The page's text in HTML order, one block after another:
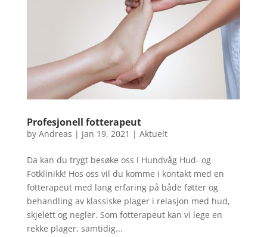
Profesjonell fotterapeut
by Andreas | Jan 19, 2021 | Aktuelt
Da kan du trygt besøke oss i Hundvåg Hud- og
Fotklinikk! Hos oss vil du komme i kontakt med en
fotterapeut med lang erfaring på både føtter og
behandling av klassiske plager i relasjon med hud,
skjelett og negler. Som fotterapeut kan vi lege en
rekke plager, samtidig...